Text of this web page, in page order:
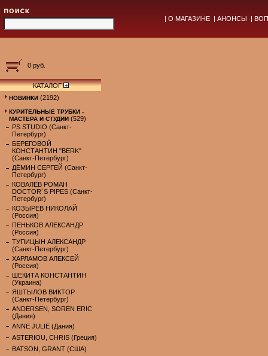
| О МАГАЗИНЕ | АНОНСЫ |
0 руб.
КАТАЛОГ
НОВИНКИ (2192)
КУРИТЕЛЬНЫЕ ТРУБКИ -
МАСТЕРА И СТУДИИ (529)
PS STUDIO (Санкт-
Петербург)
БЕРЕГОВОЙ
КОНСТАНТИН "BERK"
(Санкт-Петербург)
ДЁМИН СЕРГЕЙ (Санкт-
Петербург)
КОВАЛЁВ РОМАН
DOCTOR`S PIPES (Санкт-
Петербург)
КОЗЫРЕВ НИКОЛАЙ
(Россия)
ПЕНЬКОВ АЛЕКСАНДР
(Россия)
ТУПИЦЫН АЛЕКСАНДР
(Санкт-Петербург)
ХАРЛАМОВ АЛЕКСЕЙ
(Россия)
ШЕКИТА КОНСТАНТИН
(Украина)
ЯШТЫЛОВ ВИКТОР
(Санкт-Петербург)
ANDERSEN, SOREN ERIC
(Дания)
ANNE JULIE (Дания)
ASTERIOU, CHRIS (Греция)
BATSON, GRANT (США)